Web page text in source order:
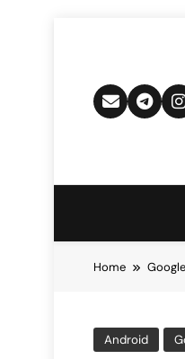
Home Google
Android